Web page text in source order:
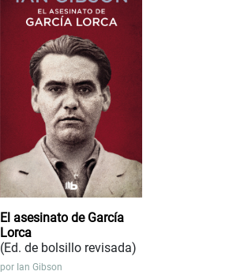
El asesinato de García
Lorca
(Ed. de bolsillo revisada)
por Ian Gibson